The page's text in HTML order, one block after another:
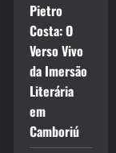
Pietro
Costa: O
Verso Vivo
da Imersão
Literária
em
Camboriú